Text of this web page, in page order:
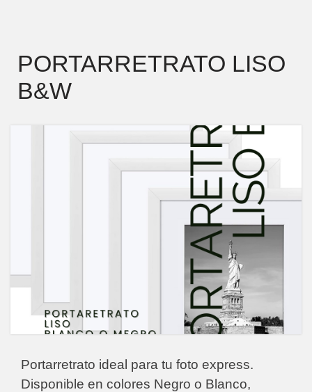
PORTARRETRATO LISO
B&W
Portarretrato ideal para tu foto express.
Disponible en colores Negro o Blanco,